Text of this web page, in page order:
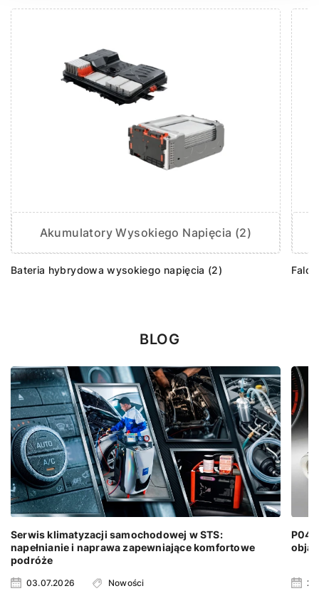
Akumulatory Wysokiego Napięcia (2)
Bateria hybrydowa wysokiego napięcia (2)
BLOG
Serwis klimatyzacji samochodowej w STS:
napełnianie i naprawa zapewniające komfortowe
podróże
03.07.2026 Nowości